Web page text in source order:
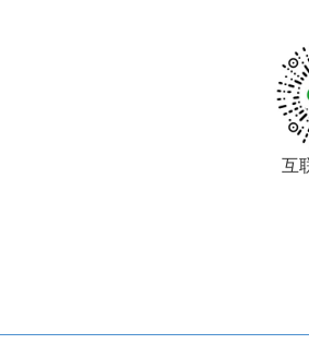
互